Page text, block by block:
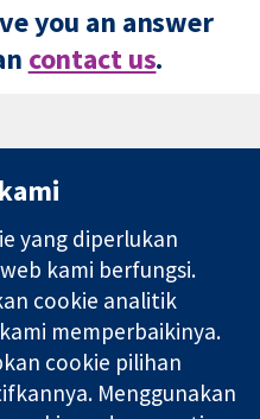
you an answer
contact us.
Hubungi kita
Berita
Pejabat
akhbar
Perihal Kami
Pekerjaan
Cochrane
yang diperlukan
kami berfungsi.
cookie analitik
memperbaikinya.
cookie pilihan
Menggunakan